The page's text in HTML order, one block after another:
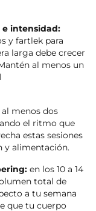
e intensidad:
y fartlek para
larga debe crecer
al menos un
al menos dos
el ritmo que
estas sesiones
y alimentación.
en los 10 a 14
total de
a tu semana
que tu cuerpo